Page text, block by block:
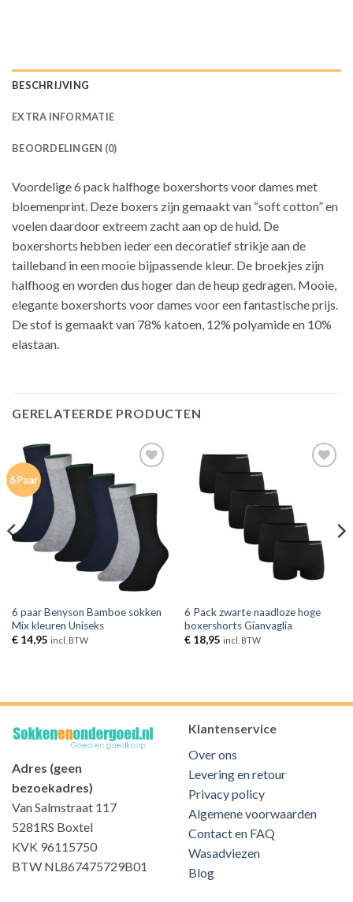
BESCHRIJVING
EXTRA INFORMATIE
BEOORDELINGEN (0)
Voordelige 6 pack halfhoge boxershorts voor dames met
bloemenprint. Deze boxers zijn gemaakt van “soft cotton” en
voelen daardoor extreem zacht aan op de huid. De
boxershorts hebben ieder een decoratief strikje aan de
tailleband in een mooie bijpassende kleur. De broekjes zijn
halfhoog en worden dus hoger dan de heup gedragen. Mooie,
elegante boxershorts voor dames voor een fantastische prijs.
De stof is gemaakt van 78% katoen, 12% polyamide en 10%
elastaan.
GERELATEERDE PRODUCTEN
6 Paar
Toevoegen
aan
verlanglijst
6 paar Benyson Bamboe sokken
Mix kleuren Uniseks
€14,95 incl. BTW
6 Pack zwarte naadloze hoge
boxershorts Gianvaglia
€18,95 incl. BTW
Adres (geen
bezoekadres)
Van Salmstraat 117
5281RS Boxtel
KVK 96115750
BTW NL867475729B01
Klantenservice
Over ons
Levering en retour
Privacy policy
Algemene voorwaarden
Contact en FAQ
Wasadviezen
Blog